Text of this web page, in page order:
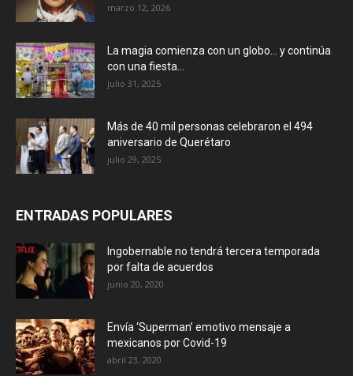
marzo 12, 2026
La magia comienza con un globo… y continúa
con una fiesta...
julio 31, 2025
Más de 40 mil personas celebraron el 494
aniversario de Querétaro
julio 29, 2025
ENTRADAS POPULARES
Ingobernable no tendrá tercera temporada
por falta de acuerdos
junio 20, 2020
Envía ‘Superman’ emotivo mensaje a
mexicanos por Covid-19
abril 23, 2020